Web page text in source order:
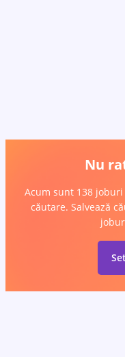
Nu
Acum sunt 138
căutare. Salvează